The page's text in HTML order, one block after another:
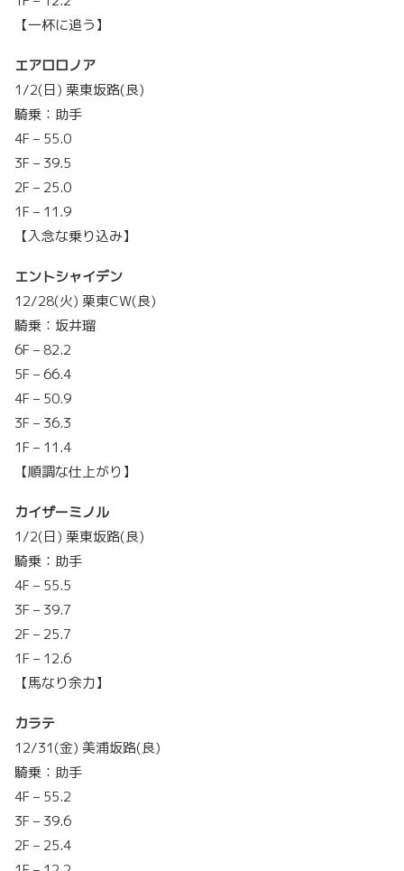
【一杯に追う】
エアロロノア
1/2(日) 栗東坂路(良)
騎乗：助手
4F – 55.0
3F – 39.5
2F – 25.0
1F – 11.9
【入念な乗り込み】
エントシャイデン
12/28(火) 栗東CW(良)
騎乗：坂井瑠
6F – 82.2
5F – 66.4
4F – 50.9
3F – 36.3
1F – 11.4
【順調な仕上がり】
カイザーミノル
1/2(日) 栗東坂路(良)
騎乗：助手
4F – 55.5
3F – 39.7
2F – 25.7
1F – 12.6
【馬なり余力】
カラテ
12/31(金) 美浦坂路(良)
騎乗：助手
4F – 55.2
3F – 39.6
2F – 25.4